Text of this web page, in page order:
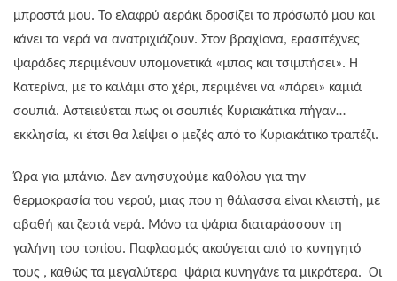
μπροστά μου. Το ελαφρύ αεράκι δροσίζει το πρόσωπό μου και
κάνει τα νερά να ανατριχιάζουν. Στον βραχίονα, ερασιτέχνες
ψαράδες περιμένουν υπομονετικά «μπας και τσιμπήσει». Η
Κατερίνα, με το καλάμι στο χέρι, περιμένει να «πάρει» καμιά
σουπιά. Αστειεύεται πως οι σουπιές Κυριακάτικα πήγαν…
εκκλησία, κι έτσι θα λείψει ο μεζές από το Κυριακάτικο τραπέζι.
Ώρα για μπάνιο. Δεν ανησυχούμε καθόλου για την
θερμοκρασία του νερού, μιας που η θάλασσα είναι κλειστή, με
αβαθή και ζεστά νερά. Μόνο τα ψάρια διαταράσσουν τη
γαλήνη του τοπίου. Παφλασμός ακούγεται από το κυνηγητό
τους , καθώς τα μεγαλύτερα ψάρια κυνηγάνε τα μικρότερα. Οι